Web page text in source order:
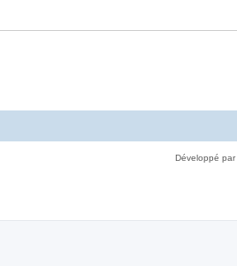
Développé par